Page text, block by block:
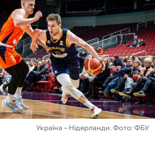
Україна – Нідерланди. Фото: ФБУ